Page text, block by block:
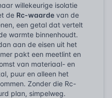
willekeurige isolatie
de Rc-waarde van de
een getal dat vertelt
warmte binnenhoudt.
aan de eisen uit het
pakt een meetlint en
van materiaal- en
puur en alleen het
Zonder die Rc-
plan, simpelweg.